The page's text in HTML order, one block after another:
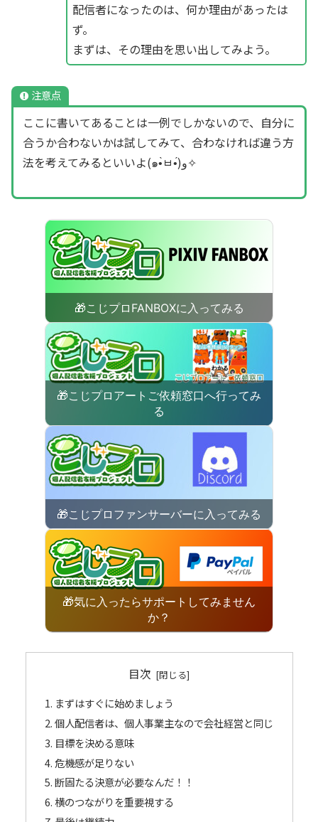
配信者になったのは、何か理由があったは
ず。
まずは、その理由を思い出してみよう。
注意点
ここに書いてあることは一例でしかないので、自分に
合うか合わないかは試してみて、合わなければ違う方
法を考えてみるといいよ(๑•̀ㅂ•́)و✧
🎁こじプロFANBOXに入ってみる
🎁こじプロアートご依頼窓口へ行ってみ
る
🎁こじプロファンサーバーに入ってみる
🎁気に入ったらサポートしてみません
か？
目次
まずはすぐに始めましょう
個人配信者は、個人事業主なので会社経営と同じ
目標を決める意味
危機感が足りない
断固たる決意が必要なんだ！！
横のつながりを重要視する